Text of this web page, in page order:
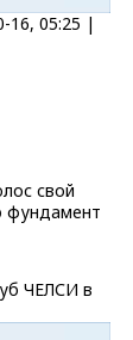
16, 05:25 |
свой
фундамент
ЧЕЛСИ в